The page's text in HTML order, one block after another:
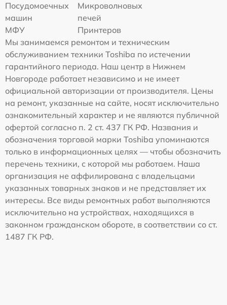
Посудомоечных
машин
Микроволновых
печей
МФУ
Принтеров
Мы занимаемся ремонтом и техническим
обслуживанием техники Toshiba по истечении
гарантийного периода. Наш центр в Нижнем
Новгороде работает независимо и не имеет
официальной авторизации от производителя. Цены
на ремонт, указанные на сайте, носят исключительно
ознакомительный характер и не являются публичной
офертой согласно п. 2 ст. 437 ГК РФ. Названия и
обозначения торговой марки Toshiba упоминаются
только в информационных целях — чтобы обозначить
перечень техники, с которой мы работаем. Наша
организация не аффилирована с владельцами
указанных товарных знаков и не представляет их
интересы. Все виды ремонтных работ выполняются
исключительно на устройствах, находящихся в
законном гражданском обороте, в соответствии со ст.
1487 ГК РФ.